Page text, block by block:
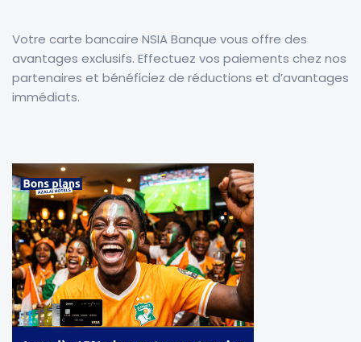
Votre carte bancaire NSIA Banque vous offre des
avantages exclusifs. Effectuez vos paiements chez nos
partenaires et bénéficiez de réductions et d’avantages
immédiats.